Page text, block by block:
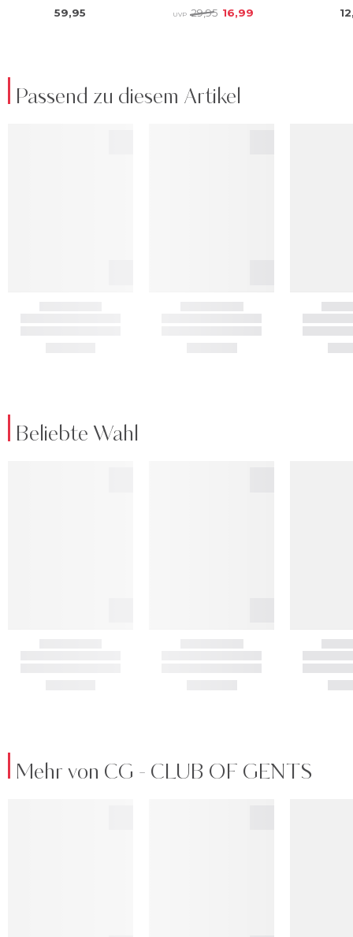
Passend zu diesem Artikel
Beliebte Wahl
Mehr von CG - CLUB OF GENTS